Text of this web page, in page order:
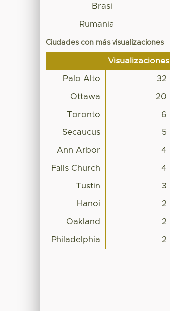
Brasil
Rumania
Ciudades con más visualizaciones
Visualizaciones
Palo Alto 32
Ottawa 20
Toronto 6
Secaucus 5
Ann Arbor 4
Falls Church 4
Tustin 3
Hanoi 2
Oakland 2
Philadelphia 2